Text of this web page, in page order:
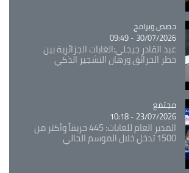
Catégorie
حصص وبرامج
30/07/2026 - 09:49
عبد القادر جيجلي:الغابات الجزائرية بين
خطر الحرائق ورهان التشجير الذكي
Catégorie
مجتمع
23/07/2026 - 10:18
المدير العام للغابات: 445 حريقاً وأكثر من
1500 تدخل خلال الموسم الحالي